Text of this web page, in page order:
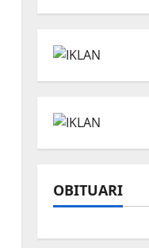
OBITUARI